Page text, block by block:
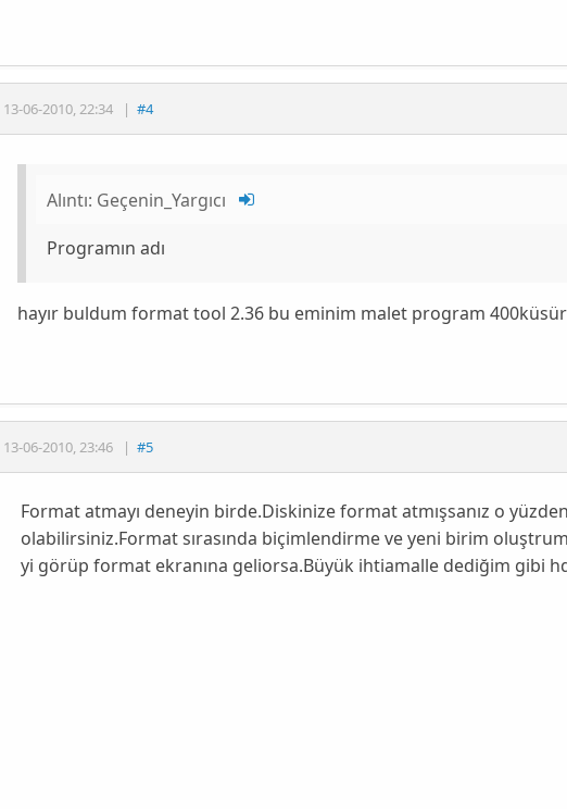
13-06-2010,22:34 | #4
Alıntı: Geçenin_Yargıcı
Programın adı
hayır buldum format tool 2.36 bu eminim malet program
13-06-2010,23:46 | #5
Format atmayı deneyin birde.Diskinize format atmışsanız o
olabilirsiniz.Format sırasında biçimlendirme ve yeni birim
yi görüp format ekranına geliorsa.Büyük ihtiamalle dediğim gibi